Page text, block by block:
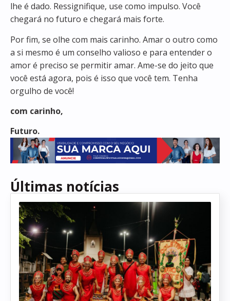
lhe é dado. Ressignifique, use como impulso. Você
chegará no futuro e chegará mais forte.
Por fim, se olhe com mais carinho. Amar o outro como
a si mesmo é um conselho valioso e para entender o
amor é preciso se permitir amar. Ame-se do jeito que
você está agora, pois é isso que você tem. Tenha
orgulho de você!
com carinho,
Futuro.
Últimas notícias